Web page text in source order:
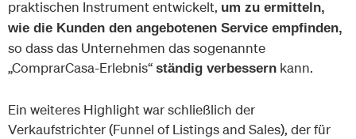
praktischen Instrument entwickelt, um zu ermitteln,
wie die Kunden den angebotenen Service empfinden,
so dass das Unternehmen das sogenannte
„ComprarCasa-Erlebnis“ ständig verbessern kann.
Ein weiteres Highlight war schließlich der
Verkaufstrichter (Funnel of Listings and Sales), der für